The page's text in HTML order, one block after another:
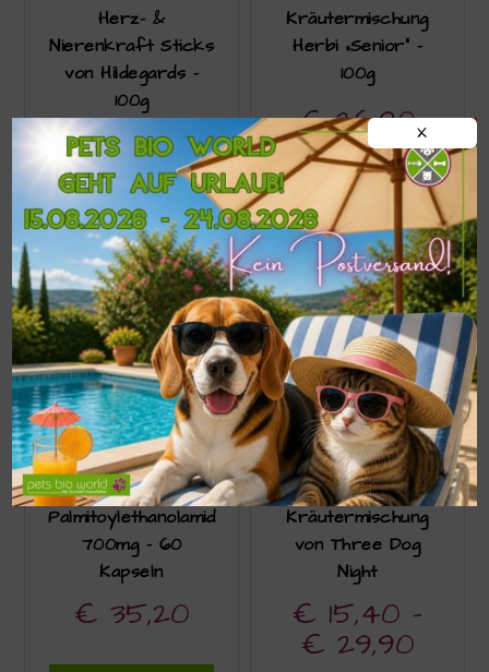
Herz- &
Nierenkraft Sticks
von Hildegards –
100g
€14,35
In den Warenkorb
Kräutermischung
Herbi „Senior“ –
100g
€26,90
In den Warenkorb
Liposomale PEA –
Palmitoylethanolamid
700mg – 60
Kapseln
€ 35,20
Senior Phyt
Kräutermischung
von Three Dog
Night
€ 15,40 –
€ 29,90
X